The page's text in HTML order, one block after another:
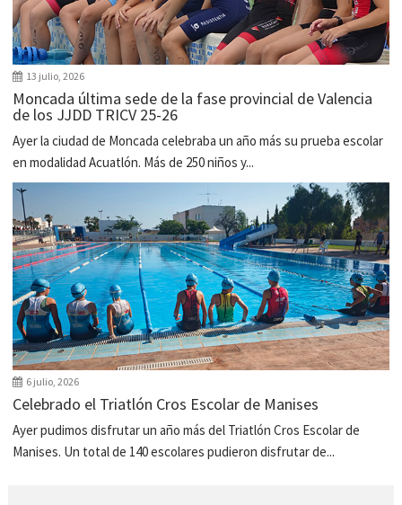
13 julio, 2026
Moncada última sede de la fase provincial de Valencia
de los JJDD TRICV 25-26
Ayer la ciudad de Moncada celebraba un año más su prueba escolar
en modalidad Acuatlón. Más de 250 niños y...
6 julio, 2026
Celebrado el Triatlón Cros Escolar de Manises
Ayer pudimos disfrutar un año más del Triatlón Cros Escolar de
Manises. Un total de 140 escolares pudieron disfrutar de...